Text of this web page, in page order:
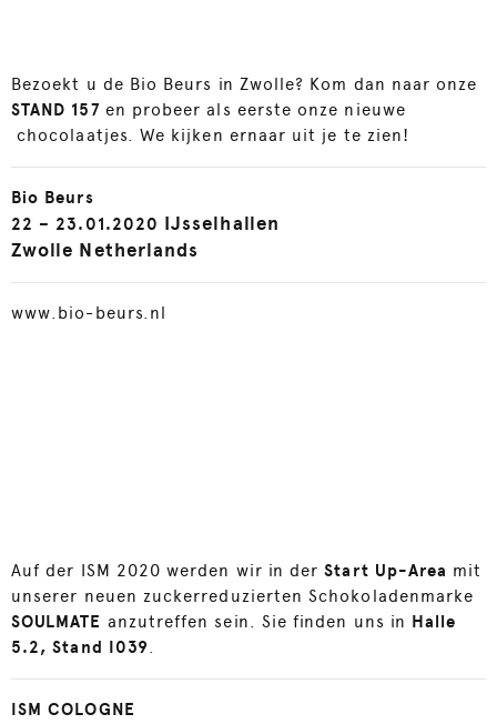
Bezoekt u de Bio Beurs in Zwolle? Kom dan naar onze
STAND 157 en probeer als eerste onze nieuwe
chocolaatjes. We kijken ernaar uit je te zien!
Bio Beurs
22 – 23.01.2020 IJsselhallen
Zwolle Netherlands
www.bio-beurs.nl
Auf der ISM 2020 werden wir in derStart Up-Area mit
unserer neuen zuckerreduzierten Schokoladenmarke
SOULMATE anzutreffen sein. Sie finden uns in Halle
5.2, Stand I039.
ISM COLOGNE